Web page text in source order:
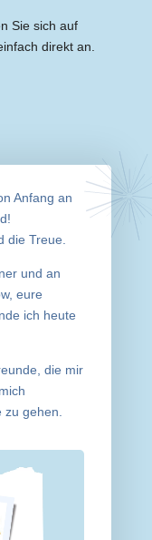
Sie sich auf
direkt an.
Anfang an
die Treue.
und an
eure
ich heute
die mir
gehen.